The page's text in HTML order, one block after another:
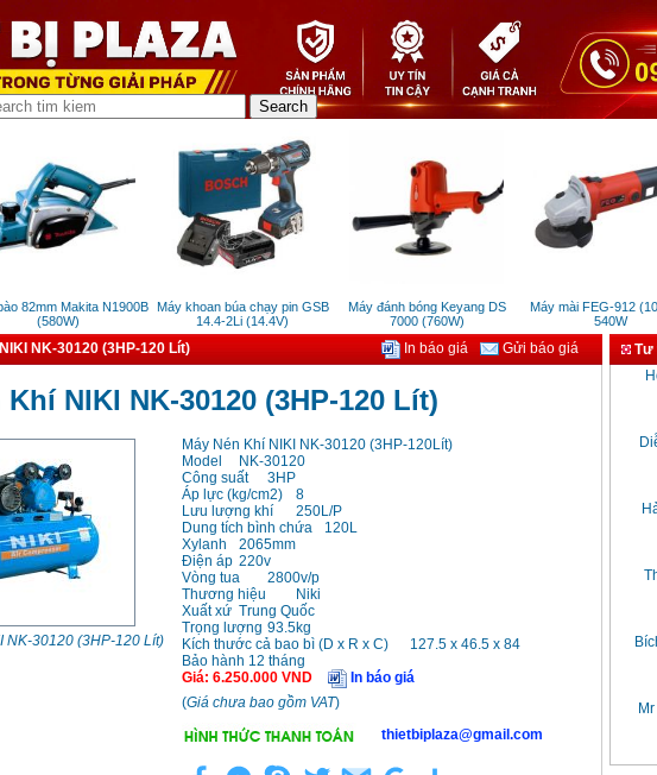
82mm Makita N1900B
(580W)
Máy khoan búa chạy pin GSB
14.4-2Li (14.4V)
Máy đánh bóng Keyang DS
7000 (760W)
Máy mài FEG-912
540W
NK-30120 (3HP-120 Lít) In báo giá Gửi báo giá
Khí NIKI NK-30120 (3HP-120 Lít)
NK-30120 (3HP-120 Lít)
Máy Nén Khí NIKI NK-30120 (3HP-120Lít)
Model
NK-30120
Công suất
3HP
Áp lực (kg/cm2)
8
Lưu lượng khí
250L/P
Dung tích bình chứa
120L
Xylanh
2065mm
Điện áp 220v
Vòng tua
2800v/p
Thương hiệu
Niki
Xuất xứ Trung Quốc
Trọng lượng 93.5kg
Kích thước cả bao bì (D x R x C)
127.5 x 46.5 x 84
Bảo hành 12 tháng
Giá: 6.250.000VND
In báo giá
(Giá chưa bao gồm VAT)
thietbiplaza@gmail.com
Tư